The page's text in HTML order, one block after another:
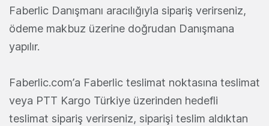
Faberlic Danışmanı aracılığıyla sipariş verirseniz,
ödeme makbuz üzerine doğrudan Danışmana
yapılır.
Faberlic.com’a Faberlic teslimat noktasına teslimat
veya PTT Kargo Türkiye üzerinden hedefli
teslimat sipariş verirseniz, siparişi teslim aldıktan